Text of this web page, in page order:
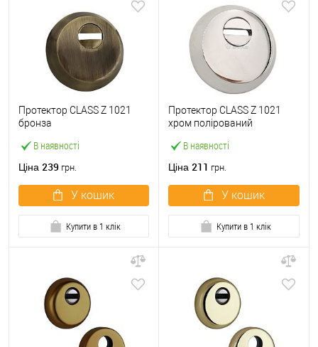
В наявності
Протектор CLASS Z 1021
бронза
Ціна 239 грн.
У кошик
Купити в 1 клік
В наявності
Протектор CLASS Z 1021
хром полірований
Ціна 211 грн.
У кошик
Купити в 1 клік